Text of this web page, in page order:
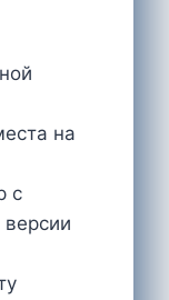
на
с